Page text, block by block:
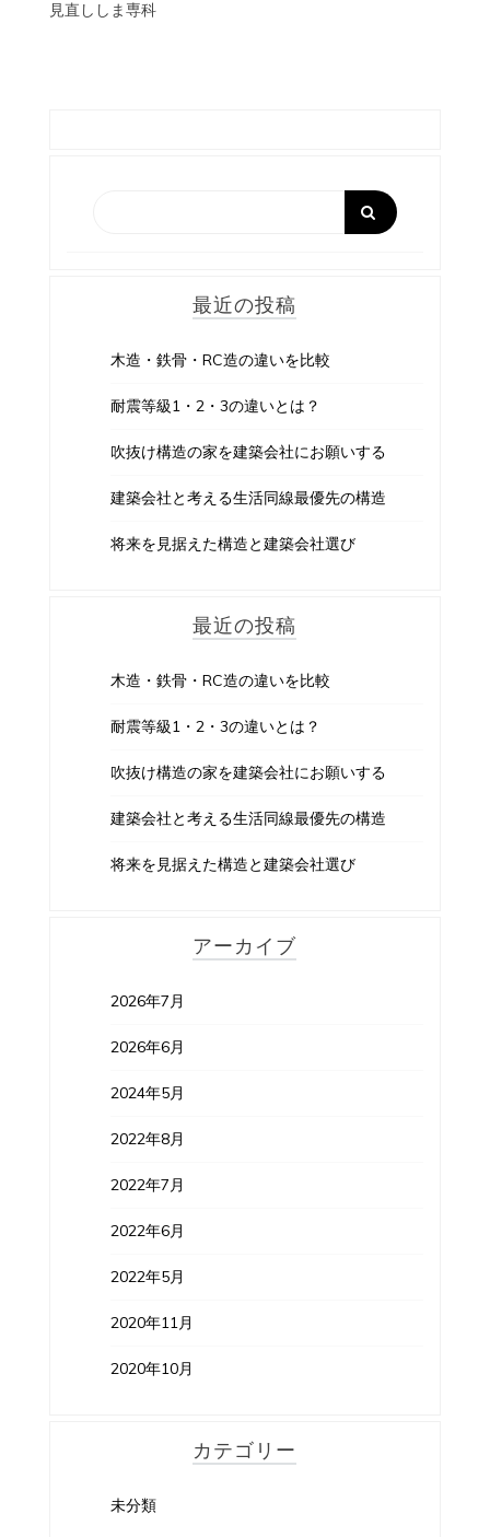
見直ししま専科
最近の投稿
木造・鉄骨・RC造の違いを比較
耐震等級1・2・3の違いとは？
吹抜け構造の家を建築会社にお願いする
建築会社と考える生活同線最優先の構造
将来を見据えた構造と建築会社選び
最近の投稿
木造・鉄骨・RC造の違いを比較
耐震等級1・2・3の違いとは？
吹抜け構造の家を建築会社にお願いする
建築会社と考える生活同線最優先の構造
将来を見据えた構造と建築会社選び
アーカイブ
2026年7月
2026年6月
2024年5月
2022年8月
2022年7月
2022年6月
2022年5月
2020年11月
2020年10月
カテゴリー
未分類